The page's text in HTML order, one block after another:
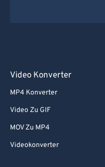
Video Konverter
MP4 Konverter
Video Zu GIF
MOV Zu MP4
Videokonverter